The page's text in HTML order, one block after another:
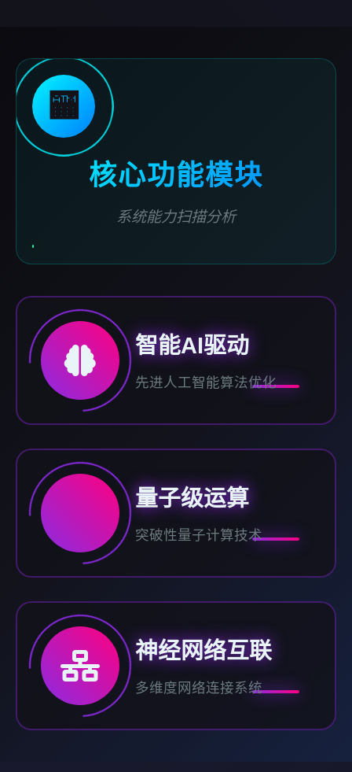
🏧
核心功能模块
系统能力扫描分析
智能AI驱动
先进人工智能算法优化
量子级运算
突破性量子计算技术
神经网络互联
多维度网络连接系统